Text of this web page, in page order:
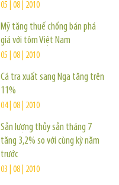
05 | 08 | 2010
Mỹ tăng thuế chống bán phá
giá với tôm Việt Nam
05 | 08 | 2010
Cá tra xuất sang Nga tăng trên
11%
04 | 08 | 2010
Sản lượng thủy sản tháng 7
tăng 3,2% so với cùng kỳ năm
trước
03 | 08 | 2010